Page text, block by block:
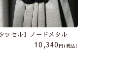
タッセル】ノードメタル
10,340 税込